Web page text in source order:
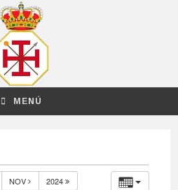
MENÚ
NOV 2024